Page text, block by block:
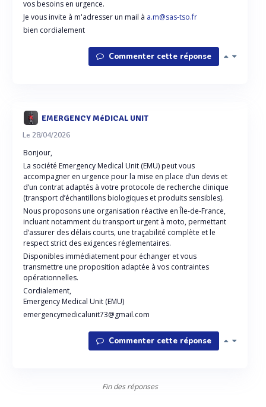
vos besoins en urgence.
Je vous invite à m'adresser un mail à a.m@sas-tso.fr
bien cordialement
Commenter cette réponse
EMERGENCY MéDICAL UNIT
Le 28/04/2026
Bonjour,
La société Emergency Medical Unit (EMU) peut vous
accompagner en urgence pour la mise en place d’un devis et
d’un contrat adaptés à votre protocole de recherche clinique
(transport d’échantillons biologiques et produits sensibles).
Nous proposons une organisation réactive en Île-de-France,
incluant notamment du transport urgent à moto, permettant
d’assurer des délais courts, une traçabilité complète et le
respect strict des exigences réglementaires.
Disponibles immédiatement pour échanger et vous
transmettre une proposition adaptée à vos contraintes
opérationnelles.
Cordialement,
Emergency Medical Unit (EMU)
emergencymedicalunit73@gmail.com
Commenter cette réponse
Fin des réponses